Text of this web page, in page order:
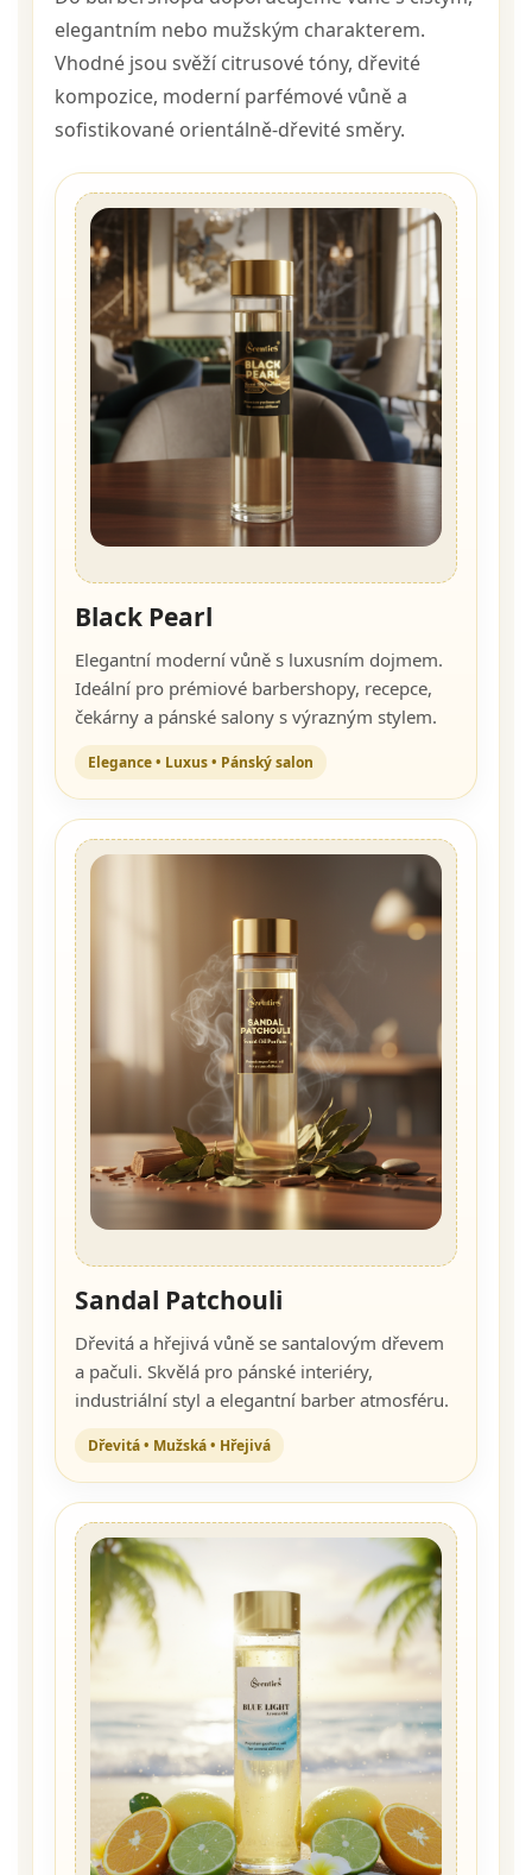
elegantním nebo mužským charakterem.
Vhodné jsou svěží citrusové tóny, dřevité
kompozice, moderní parfémové vůně a
sofistikované orientálně-dřevité směry.
Black Pearl
Elegantní moderní vůně s luxusním dojmem.
Ideální pro prémiové barbershopy, recepce,
čekárny a pánské salony s výrazným stylem.
Elegance • Luxus • Pánský salon
Sandal Patchouli
Dřevitá a hřejivá vůně se santalovým dřevem
a pačuli. Skvělá pro pánské interiéry,
industriální styl a elegantní barber atmosféru.
Dřevitá • Mužská • Hřejivá